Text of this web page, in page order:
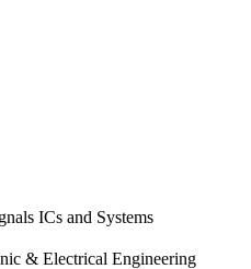
ICs and Systems
& Electrical Engineering